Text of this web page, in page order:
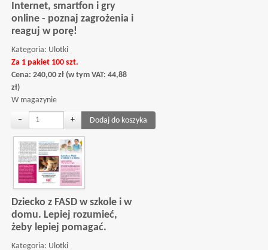
Internet, smartfon i gry
online - poznaj zagrożenia i
reaguj w porę!
Kategoria: Ulotki
Za 1 pakiet 100 szt.
Cena:240,00 zł (w tym VAT:44,88
zł)
W magazynie
− +
Dziecko z FASD w szkole i w
domu. Lepiej rozumieć,
żeby lepiej pomagać.
Kategoria: Ulotki